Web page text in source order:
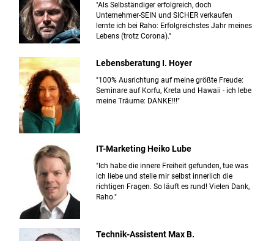
"Als Selbständiger erfolgreich, doch
Unternehmer-SEIN und SICHER verkaufen
lernte ich bei Raho: Erfolgreichstes Jahr meines
Lebens (trotz Corona)."
Lebensberatung I. Hoyer
"100% Ausrichtung auf meine größte Freude:
Seminare auf Korfu, Kreta und Hawaii - ich lebe
meine Träume: DANKE!!!"
IT-Marketing Heiko Lube
"Ich habe die innere Freiheit gefunden, tue was
ich liebe und stelle mir selbst innerlich die
richtigen Fragen. So läuft es rund! Vielen Dank,
Raho."
Technik-Assistent Max B.